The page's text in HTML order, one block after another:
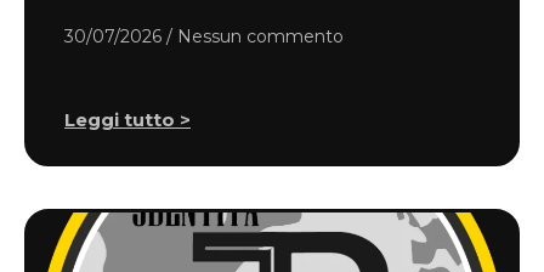
30/07/2026 Nessun commento
Leggi tutto >